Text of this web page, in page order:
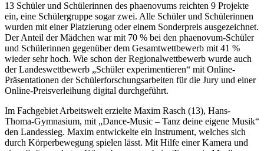
13 Schüler und Schülerinnen des phaenovums reichten 9 Projekte
ein, eine Schülergruppe sogar zwei. Alle Schüler und Schülerinnen
wurden mit einer Platzierung oder einem Sonderpreis ausgezeichnet.
Der Anteil der Mädchen war mit 70 % bei den phaenovum-Schüler
und Schülerinnen gegenüber dem Gesamtwettbewerb mit 41 %
wieder sehr hoch. Wie schon der Regionalwettbewerb wurde auch
der Landeswettbewerb „Schüler experimentieren“ mit Online-
Präsentationen der Schülerforschungsarbeiten für die Jury und einer
Online-Preisverleihung digital durchgeführt.
Im Fachgebiet Arbeitswelt erzielte Maxim Rasch (13), Hans-
Thoma-Gymnasium, mit „Dance-Music – Tanz deine eigene Musik“
den Landessieg. Maxim entwickelte ein Instrument, welches sich
durch Körperbewegung spielen lässt. Mit Hilfe einer Kamera und